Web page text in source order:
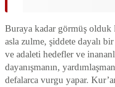
Buraya kadar görmüş
asla zulme, şiddete dayalı
ve adaleti hedefler ve
dayanışmanın,
defalarca vurgu yapar.